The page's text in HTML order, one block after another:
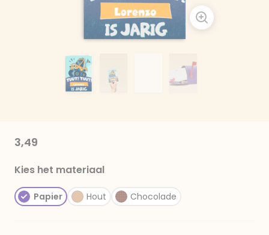
3,49
Kies het materiaal
Papier Hout Chocolade